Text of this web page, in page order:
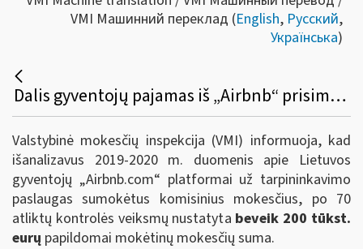
VMI Машинний переклад (English, Русский,
Українська)
Dalis gyventojų pajamas iš „Airbnb“ prisimena tik sulaukę klausimų iš VMI
Valstybinė mokesčių inspekcija (VMI) informuoja, kad
išanalizavus 2019-2020 m. duomenis apie Lietuvos
gyventojų „Airbnb.com“ platformai už tarpininkavimo
paslaugas sumokėtus komisinius mokesčius, po 70
atliktų kontrolės veiksmų nustatyta beveik 200 tūkst.
eurų papildomai mokėtinų mokesčių suma.